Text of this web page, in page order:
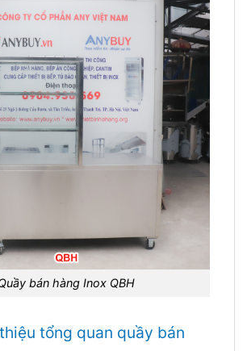
bán hàng Inox QBH
tổng quan quầy bán